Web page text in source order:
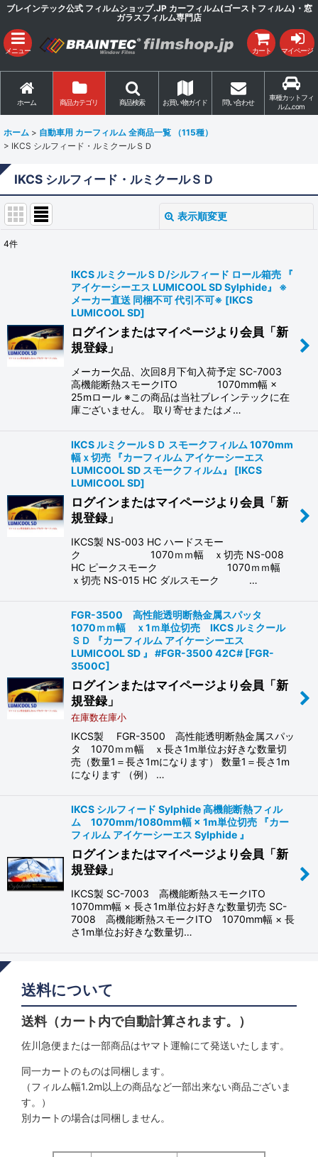
ブレインテック公式 フィルムショップ.JP カーフィルム(ゴーストフィルム)・窓
ガラスフィルム専門店
メニュー カート マイページ
ホーム 商品カテゴリ 商品検索 お買い物ガイド 問い合わせ
車種カットフィ
ルム.com
ホーム > 自動車用 カーフィルム 全商品一覧 （115種）
> IKCS シルフィード・ルミクールＳＤ
IKCS シルフィード・ルミクールＳＤ
表示順変更
絞り込む
4件
IKCS ルミクールＳＤ/シルフィード ロール箱売 『
アイケーシーエス LUMICOOL SD Sylphide』 ※
メーカー直送 同梱不可 代引不可※ [IKCS
LUMICOOL SD]
ログインまたはマイページより会員「新
規登録」
メーカー欠品、次回8月下旬入荷予定 SC-7003
高機能断熱スモークITO 1070mm幅 ×
25mロール ※この商品は当社ブレインテックに在
庫ございません。 取り寄せまたはメ…
IKCS ルミクールＳＤ スモークフィルム 1070mm
幅ｘ切売 『カーフィルム アイケーシーエス
LUMICOOL SD スモークフィルム』
[IKCS
LUMICOOL SD]
ログインまたはマイページより会員「新
規登録」
IKCS製 NS-003 HC ハードスモー
ク 1070ｍｍ幅 ｘ切売 NS-008
HC ピークスモーク 1070ｍｍ幅
ｘ切売 NS-015 HC ダルスモーク …
FGR-3500 高性能透明断熱金属スパッタ
1070ｍｍ幅 ｘ1ｍ単位切売 IKCS ルミクール
ＳＤ 『カーフィルム アイケーシーエス
LUMICOOL SD 』 #FGR-3500 42C# [FGR-
3500C]
ログインまたはマイページより会員「新
規登録」
在庫数在庫小
IKCS製 FGR-3500 高性能透明断熱金属スパッ
タ 1070ｍｍ幅 ｘ長さ1m単位お好きな数量切
売（数量1＝長さ1mになります） 数量1＝長さ1m
になります （例） …
IKCS シルフィード Sylphide 高機能断熱フィル
ム 1070mm/1080mm幅 × 1m単位切売 『カー
フィルム アイケーシーエス Sylphide 』
ログインまたはマイページより会員「新
規登録」
IKCS製 SC-7003 高機能断熱スモークITO
1070mm幅 × 長さ1m単位お好きな数量切売 SC-
7008 高機能断熱スモークITO 1070mm幅 × 長
さ1m単位お好きな数量切…
送料について
送料（カート内で自動計算されます。）
佐川急便または一部商品はヤマト運輸にて発送いたします。
同一カートのものは同梱します。
（フィルム幅1.2m以上の商品など一部出来ない商品ございま
す。）
別カートの場合は同梱しません。